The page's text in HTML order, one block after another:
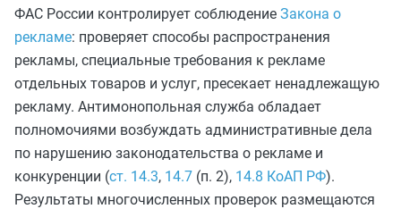
ФАС России контролирует соблюдение Закона о
рекламе: проверяет способы распространения
рекламы, специальные требования к рекламе
отдельных товаров и услуг, пресекает ненадлежащую
рекламу. Антимонопольная служба обладает
полномочиями возбуждать административные дела
по нарушению законодательства о рекламе и
конкуренции (ст. 14.3, 14.7 (п. 2), 14.8 КоАП РФ).
Результаты многочисленных проверок размещаются